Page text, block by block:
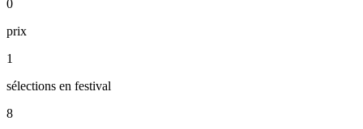
0
prix
1
sélections en festival
8